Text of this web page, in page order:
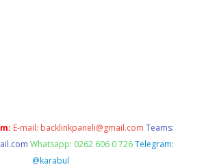
E-mail: backlinkpaneli@gmail.com Teams:
Whatsapp: 0262 606 0 726 Telegram:
@karabul